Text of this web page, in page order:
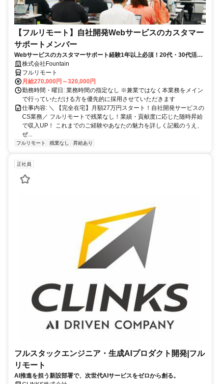
【フルリモート】自社開発Webサービスのカスタマー
サポートメンバー
Webサービスのカスタマーサポート経験1年以上必須！20代・30代活躍
中！株式会社Fountain
フルリモート
月給270,000円～320,000円
勤務時間・曜日: 業務時間の指定なし ※兼業ではなく本業務をメイン
で行っていただける方を優先的に採用させていただきます
仕事内容: ＼ 【完全在宅】月額27万円スタート！自社開発サービスの
CS業務／ フルリモートで残業なし！業績・貢献度に応じた随時昇給
で収入UP！ これまでのご経験やあなたの魅力を詳しく記載のうえ、
ぜ...
フルリモート 残業なし 昇給あり
正社員
フルスタックエンジニア・生成AIプロダクト開発|フル
リモート
AI推進を担う新設部署で、次世代AIサービスをゼロから創る。